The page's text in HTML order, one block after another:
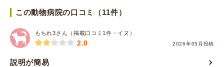
この動物病院の口コミ（11件）
もちれ3さん（掲載口コミ1件・イヌ）
2026年05月投稿
2.0
説明が簡易